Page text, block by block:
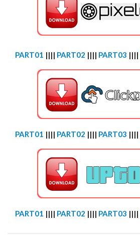
PART01 |||| PART02 |||| PART03 ||||
PART01 |||| PART02 |||| PART03 ||||
PART01 |||| PART02 |||| PART03 ||||